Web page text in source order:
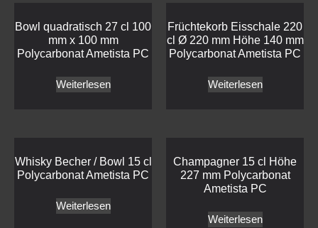
Bowl quadratisch 27 cl 100
mm x 100 mm
Polycarbonat Ametista PC
Weiterlesen
Früchtekorb Eisschale 220
cl Ø 220 mm Höhe 140 mm
Polycarbonat Ametista PC
Weiterlesen
Whisky Becher / Bowl 15 cl
Polycarbonat Ametista PC
Weiterlesen
Champagner 15 cl Höhe
227 mm Polycarbonat
Ametista PC
Weiterlesen